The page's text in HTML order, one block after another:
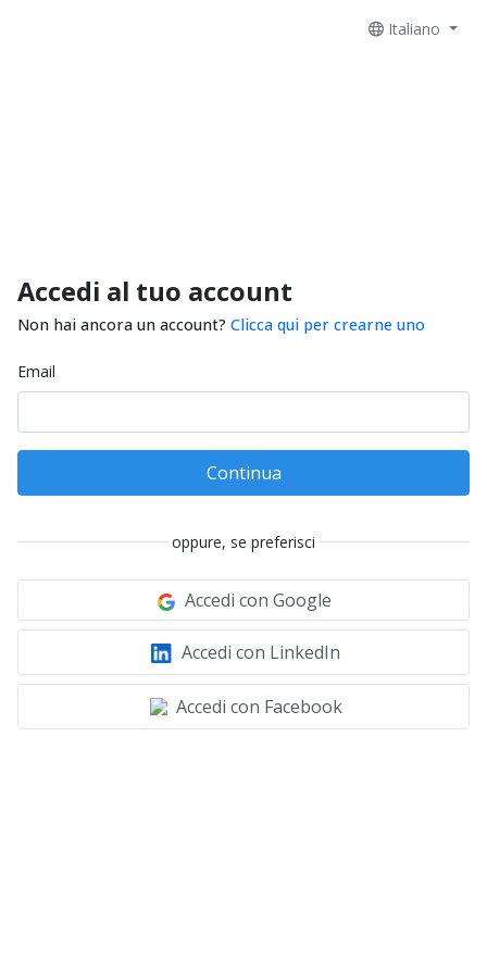
Italiano
Accedi al tuo account
Non hai ancora un account? Clicca qui per crearne uno
Email
Continua
oppure, se preferisci
Accedi con Google
Accedi con LinkedIn
Accedi con Facebook